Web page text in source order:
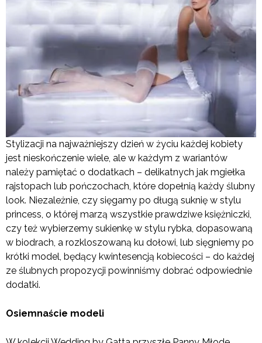
Stylizacji na najważniejszy dzień w życiu każdej kobiety
jest nieskończenie wiele, ale w każdym z wariantów
należy pamiętać o dodatkach – delikatnych jak mgiełka
rajstopach lub pończochach, które dopełnią każdy ślubny
look. Niezależnie, czy sięgamy po długą suknię w stylu
princess, o której marzą wszystkie prawdziwe księżniczki,
czy też wybierzemy sukienkę w stylu rybka, dopasowaną
w biodrach, a rozkloszowaną ku dołowi, lub sięgniemy po
krótki model, będący kwintesencją kobiecości – do każdej
ze ślubnych propozycji powinniśmy dobrać odpowiednie
dodatki.
Osiemnaście modeli